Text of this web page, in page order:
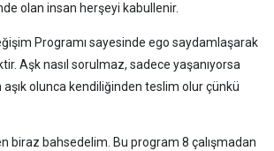
olan insan herşeyi kabullenir.
Programı sayesinde ego saydamlaşarak
Aşk nasıl sorulmaz, sadece yaşanıyorsa
olunca kendiliğinden teslim olur çünkü
biraz bahsedelim. Bu program 8 çalışmadan